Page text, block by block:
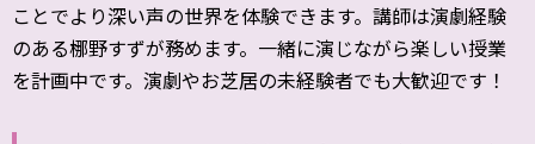
ことでより深い声の世界を体験できます。講師は演劇経験
のある梛野すずが務めます。一緒に演じながら楽しい授業
を計画中です。演劇やお芝居の未経験者でも大歓迎です！